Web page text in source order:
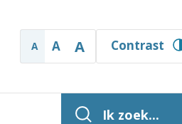
A A A Contrast
Ik zoek...